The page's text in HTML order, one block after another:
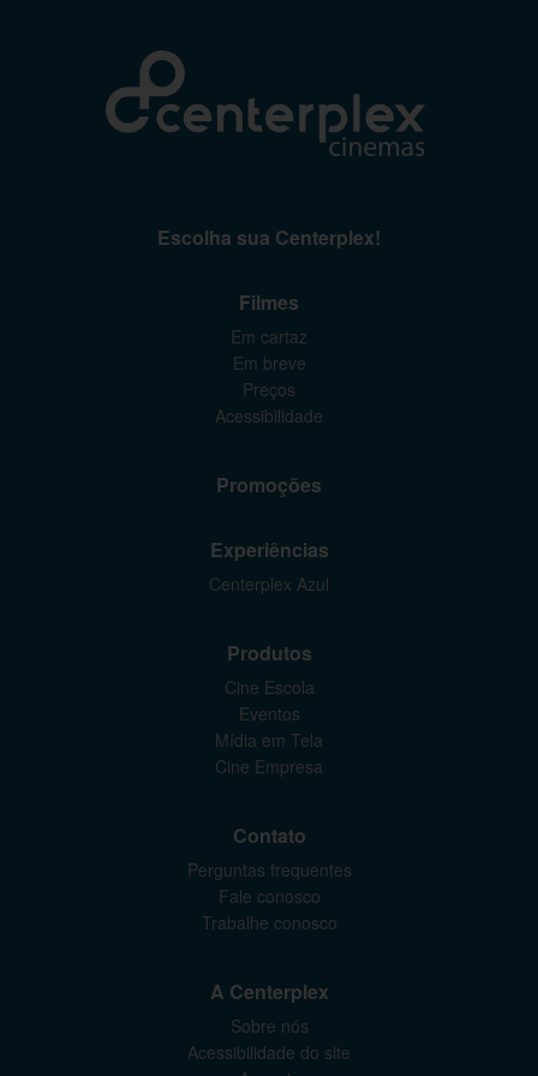
Escolha sua Centerplex!
Filmes
Em cartaz
Em breve
Preços
Acessibilidade
Promoções
Experiências
Centerplex Azul
Produtos
Cine Escola
Eventos
Mídia em Tela
Cine Empresa
Contato
Perguntas frequentes
Fale conosco
Trabalhe conosco
A Centerplex
Sobre nós
Acessibilidade do site